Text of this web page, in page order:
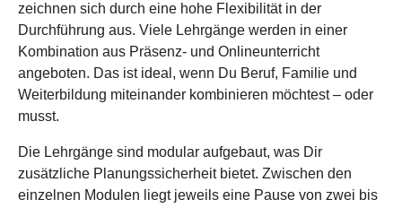
zeichnen sich durch eine hohe Flexibilität in der
Durchführung aus. Viele Lehrgänge werden in einer
Kombination aus Präsenz- und Onlineunterricht
angeboten. Das ist ideal, wenn Du Beruf, Familie und
Weiterbildung miteinander kombinieren möchtest – oder
musst.
Die Lehrgänge sind modular aufgebaut, was Dir
zusätzliche Planungssicherheit bietet. Zwischen den
einzelnen Modulen liegt jeweils eine Pause von zwei bis